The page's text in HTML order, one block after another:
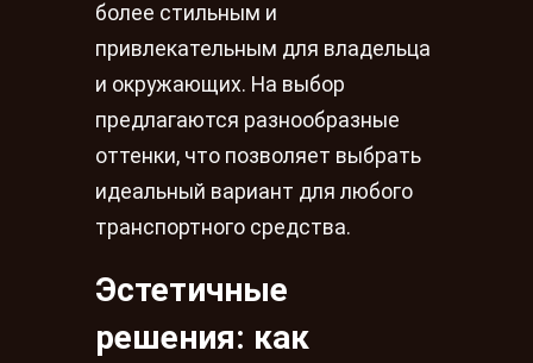
более стильным и
привлекательным для владельца
и окружающих. На выбор
предлагаются разнообразные
оттенки, что позволяет выбрать
идеальный вариант для любого
транспортного средства.
Эстетичные
решения: как